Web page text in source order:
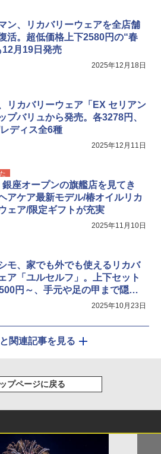
コールマン) ツーリングドーム/LD
用 3人用 キャンプ アウトドア フェス
コンパクト 簡単設営 カンガルーテント
ャンプ ソロテント
ターライト 強力 小型 緑色/赤色/青紫色
充電式 高精度 超長距離照射 長時間使用
安全ロック付き 高安全性 金属製耐久 コ
ト多機能設計 持ち運び便利 アウトド
ン、リカバリーウェアを全店舗
活。超低価格上下2580円の“春
12月19日発売
2025年12月18日
リカバリーウェア「EX セリアン
プバリュから発売。各3278円、
ディス全6種
2025年12月11日
銀座オープンの旗艦店を見てき
ケア最新モデル/椿オイルリカ
ェア/限定ギフトが充実
2025年11月10日
モ、家でも外でも使えるリカバ
ア「ユルセルフ」。上下セット
円～、手元や足の甲まで隠れ
2025年10月23日
関連記事を見る
プページに戻る